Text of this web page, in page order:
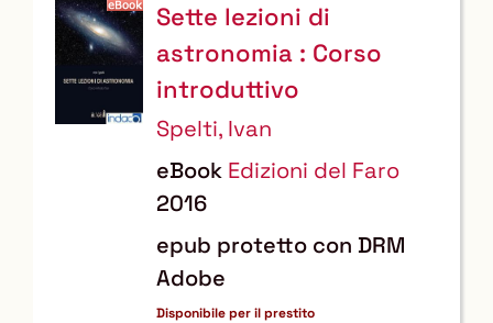
Sette lezioni di
astronomia : Corso
introduttivo
Spelti, Ivan
eBook Edizioni del Faro
2016
epub protetto con DRM
Adobe
Disponibile per il prestito